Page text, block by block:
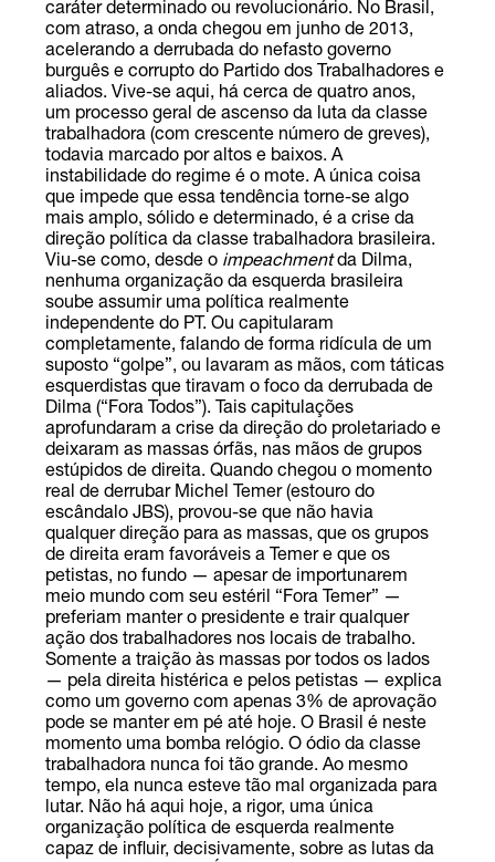
caráter determinado ou revolucionário. No Brasil,
com atraso, a onda chegou em junho de 2013,
acelerando a derrubada do nefasto governo
burguês e corrupto do Partido dos Trabalhadores e
aliados. Vive-se aqui, há cerca de quatro anos,
um processo geral de ascenso da luta da classe
trabalhadora (com crescente número de greves),
todavia marcado por altos e baixos. A
instabilidade do regime é o mote. A única coisa
que impede que essa tendência torne-se algo
mais amplo, sólido e determinado, é a crise da
direção política da classe trabalhadora brasileira.
Viu-se como, desde o impeachmentda Dilma,
nenhuma organização da esquerda brasileira
soube assumir uma política realmente
independente do PT. Ou capitularam
completamente, falando de forma ridícula de um
suposto “golpe”, ou lavaram as mãos, com táticas
esquerdistas que tiravam o foco da derrubada de
Dilma (“Fora Todos”). Tais capitulações
aprofundaram a crise da direção do proletariado e
deixaram as massas órfãs, nas mãos de grupos
estúpidos de direita. Quando chegou o momento
real de derrubar Michel Temer (estouro do
escândalo JBS), provou-se que não havia
qualquer direção para as massas, que os grupos
de direita eram favoráveis a Temer e que os
petistas, no fundo — apesar de importunarem
meio mundo com seu estéril “Fora Temer” —
preferiam manter o presidente e trair qualquer
ação dos trabalhadores nos locais de trabalho.
Somente a traição às massas por todos os lados
— pela direita histérica e pelos petistas — explica
como um governo com apenas 3% de aprovação
pode se manter em pé até hoje. O Brasil é neste
momento uma bomba relógio. O ódio da classe
trabalhadora nunca foi tão grande. Ao mesmo
tempo, ela nunca esteve tão mal organizada para
lutar. Não há aqui hoje, a rigor, uma única
organização política de esquerda realmente
capaz de influir, decisivamente, sobre as lutas da